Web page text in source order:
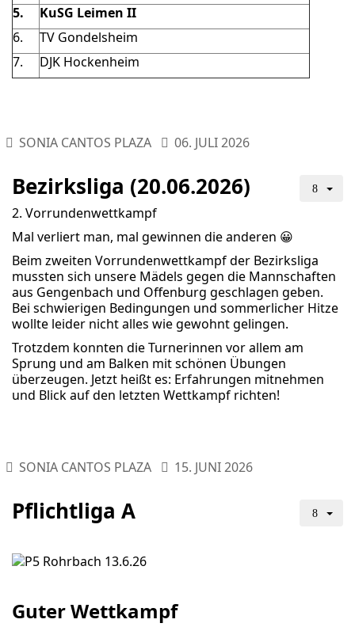
5.
KuSG Leimen II
6.
TV Gondelsheim
7.
DJK Hockenheim
SONIA CANTOS PLAZA 06. JULI 2026
Bezirksliga (20.06.2026)
2. Vorrundenwettkampf
Mal verliert man, mal gewinnen die anderen 😀
Beim zweiten Vorrundenwettkampf der Bezirksliga
mussten sich unsere Mädels gegen die Mannschaften
aus Gengenbach und Offenburg geschlagen geben.
Bei schwierigen Bedingungen und sommerlicher Hitze
wollte leider nicht alles wie gewohnt gelingen.
Trotzdem konnten die Turnerinnen vor allem am
Sprung und am Balken mit schönen Übungen
überzeugen. Jetzt heißt es: Erfahrungen mitnehmen
und Blick auf den letzten Wettkampf richten!
SONIA CANTOS PLAZA 15. JUNI 2026
Pflichtliga A
Guter Wettkampf